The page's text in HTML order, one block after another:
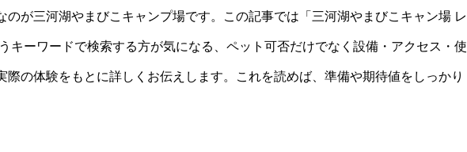
のが三河湖やまびこキャンプ場です。この記事では「三河湖やまびこキャン場 レ
キーワードで検索する方が気になる、ペット可否だけでなく設備・アクセス・使
際の体験をもとに詳しくお伝えします。これを読めば、準備や期待値をしっかり